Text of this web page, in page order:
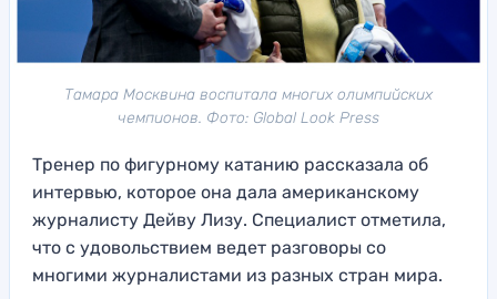
Тамара Москвина воспитала многих олимпийских
чемпионов. Фото: Global Look Press
Тренер по фигурному катанию рассказала об
интервью, которое она дала американскому
журналисту Дейву Лизу. Специалист отметила,
что с удовольствием ведет разговоры со
многими журналистами из разных стран мира.